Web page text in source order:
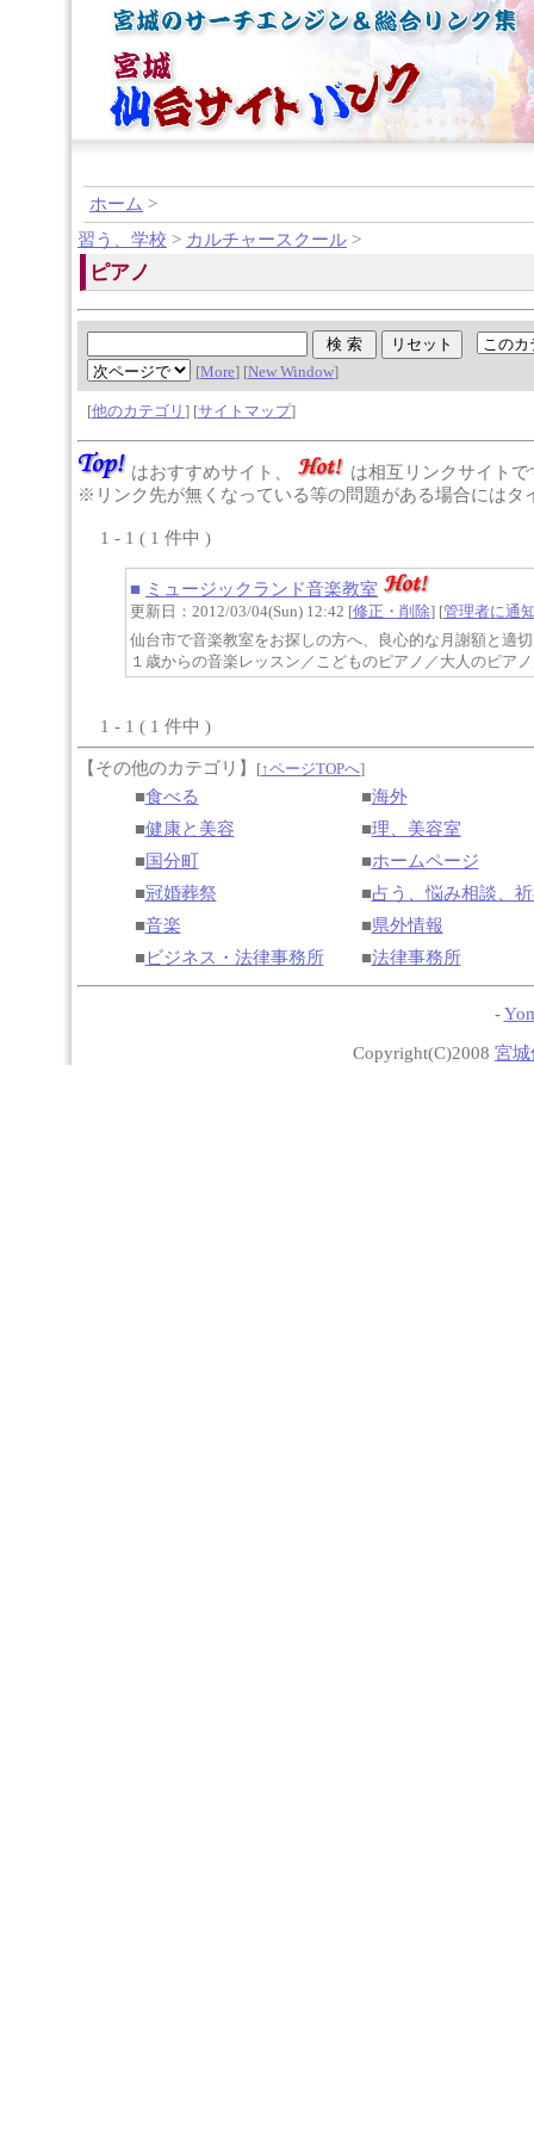
ホーム >
習う、学校 > カルチャースクール >
ピアノ
[More] [New Window]
[他のカテゴリ ] [サイトマップ]
はおすすめサイト、
は相互リンクサイト
※リンク先が無くなっている等の問題がある場合にはタ
1 - 1 ( 1 件中 )
■ ミュージックランド音楽教室
更新日：2012/03/04(Sun) 12:42 [修正・削除] [管理者に通
仙台市で音楽教室をお探しの方へ、良心的な月謝額と適
１歳からの音楽レッスン／こどものピアノ／大人のピア
1 - 1 ( 1 件中 )
【その他のカテゴリ】 [↑ページTOPへ]
■食べる ■海外
■健康と美容 ■理、美容室
■ 国分町 ■ホームページ
■冠婚葬祭 ■占う、悩み相談、
■音楽 ■県外情報
■ ビジネス・法律事務所 ■法律事務所
-
Copyright(C)2008 宮城